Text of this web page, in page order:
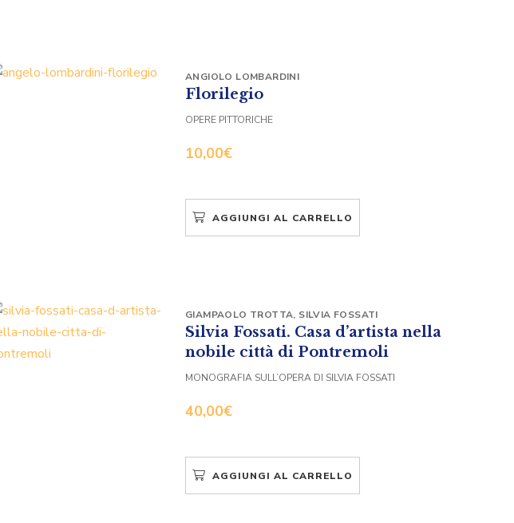
Florilegio
10,00€
ANGIOLO LOMBARDINI
OPERE PITTORICHE
AGGIUNGI AL CARRELLO
Silvia Fossati. Casa d’artista nella
nobile città di Pontremoli
40,00€
GIAMPAOLO TROTTA, SILVIA FOSSATI
MONOGRAFIA SULL’OPERA DI SILVIA FOSSATI
AGGIUNGI AL CARRELLO